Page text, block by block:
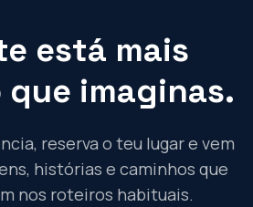
está mais
imaginas.
reserva o teu lugar e vem
histórias e caminhos que
nos roteiros habituais.